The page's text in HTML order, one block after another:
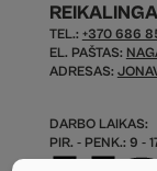
TEL.: +370 686
EL. PAŠTAS:
ADRESAS:
DARBO LAIKAS:
PIR. - PENK.: 9 -